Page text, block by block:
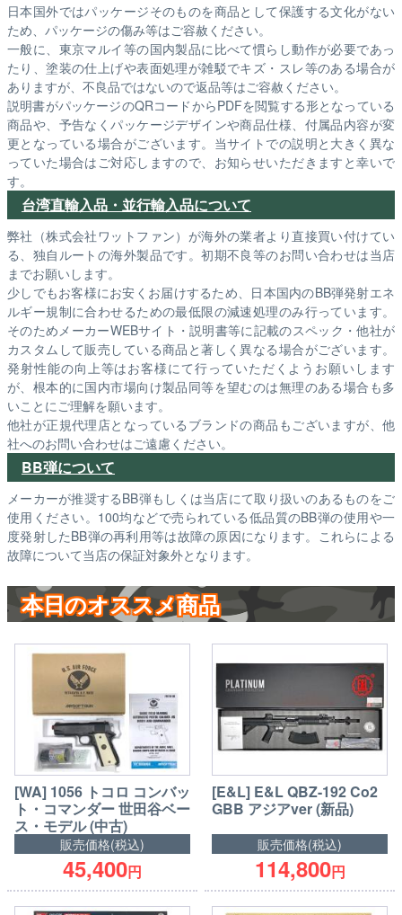
日本国外ではパッケージそのものを商品として保護する文化がない
ため、パッケージの傷み等はご容赦ください。
一般に、東京マルイ等の国内製品に比べて慣らし動作が必要であっ
たり、塗装の仕上げや表面処理が雑駁でキズ・スレ等のある場合が
ありますが、不良品ではないので返品等はご容赦ください。
説明書がパッケージのQRコードからPDFを閲覧する形となっている
商品や、予告なくパッケージデザインや商品仕様、付属品内容が変
更となっている場合がございます。当サイトでの説明と大きく異な
っていた場合はご対応しますので、お知らせいただきますと幸いで
す。
台湾直輸入品・並行輸入品について
弊社（株式会社ワットファン）が海外の業者より直接買い付けてい
る、独自ルートの海外製品です。初期不良等のお問い合わせは当店
までお願いします。
少しでもお客様にお安くお届けするため、日本国内のBB弾発射エネ
ルギー規制に合わせるための最低限の減速処理のみ行っています。
そのためメーカーWEBサイト・説明書等に記載のスペック・他社が
カスタムして販売している商品と著しく異なる場合がございます。
発射性能の向上等はお客様にて行っていただくようお願いします
が、根本的に国内市場向け製品同等を望むのは無理のある場合も多
いことにご理解を願います。
他社が正規代理店となっているブランドの商品もございますが、他
社へのお問い合わせはご遠慮ください。
BB弾について
メーカーが推奨するBB弾もしくは当店にて取り扱いのあるものをご
使用ください。100均などで売られている低品質のBB弾の使用や一
度発射したBB弾の再利用等は故障の原因になります。これらによる
故障について当店の保証対象外となります。
本日のオススメ商品
[WA] 1056 トコロ コンバッ
ト・コマンダー 世田谷ベー
ス・モデル (中古)
販売価格(税込)
45,400円
[E&L] E&L QBZ-192 Co2
GBB アジアver (新品)
販売価格(税込)
114,800円